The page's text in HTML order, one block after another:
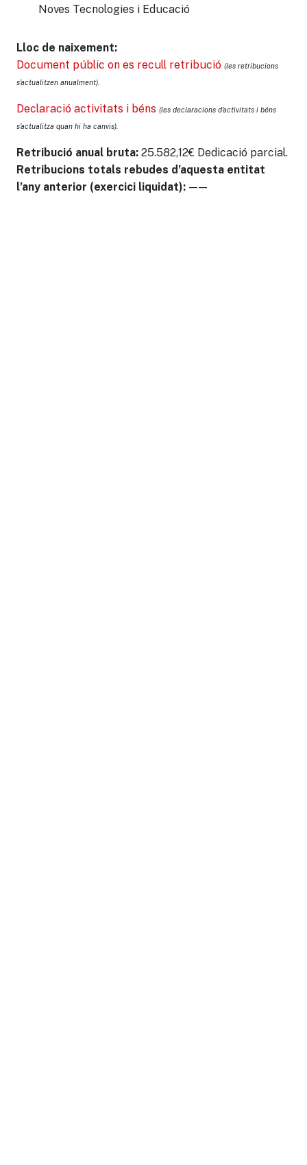
Noves Tecnologies i Educació
Lloc de naixement:
Document públic on es recull retribució (les retribucions
s’actualitzen anualment).
Declaració activitats i béns (les declaracions d’activitats i béns
s’actualitza quan hi ha canvis).
Retribució anual bruta: 25.582,12€ Dedicació parcial.
Retribucions totals rebudes d’aquesta entitat
l’any anterior (exercici liquidat): ——